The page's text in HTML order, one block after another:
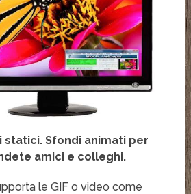
statici. Sfondi animati per
amici e colleghi.
le GIF o video come